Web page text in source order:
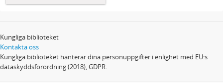
Kungliga biblioteket
Kontakta oss
Kungliga biblioteket hanterar dina personuppgifter i enlighet med EU:s
dataskyddsförordning (2018), GDPR.